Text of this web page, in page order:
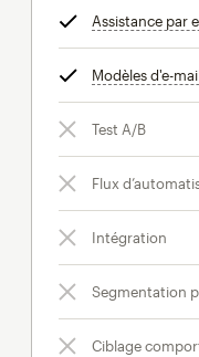
Assistance par
Modèles d'e-
Test A/B
Flux
Intégration
Segmentation
Ciblage